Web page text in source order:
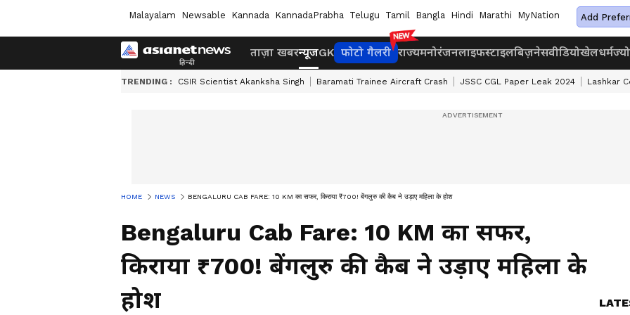
Malayalam Newsable Kannada KannadaPrabha Telugu Tamil Bangla Hindi Marathi MyNation Add
ताज़ा खबरन्यूजGK फोटो गैलरी राज्यमनोरंजनलाइफस्टाइलबिज़नेसवीडियोखेलधर्म
TRENDING : CSIR Scientist Akanksha Singh Baramati Trainee Aircraft Crash JSSC CGL Paper Leak 2024 Lashkar
HOME NEWS BENGALURU CAB FARE: 10 KM का सफर, किराया ₹700! बेंगलुरु की कैब ने उड़ाए महिला के होश
Bengaluru Cab Fare: 10 KM का सफर,
किराया ₹700! बेंगलुरु की कैब ने उड़ाए महिला के
होश